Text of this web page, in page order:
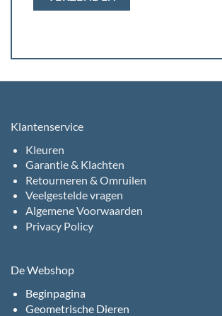
Klantenservice
Kleuren
Garantie & Klachten
Retourneren & Omruilen
Veelgestelde vragen
Algemene Voorwaarden
Privacy Policy
De Webshop
Beginpagina
Geometrische Dieren